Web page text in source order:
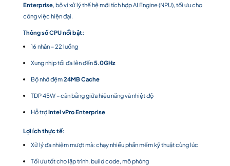
Enterprise , bộ vi xử lý thế hệ mới tích hợp AI Engine (NPU), tối ưu cho
công việc hiện đại.
Thông số CPU nổi bật:
16 nhân – 22 luồng
Xung nhịp tối đa lên đến5.0GHz
Bộ nhớ đệm24MB Cache
TDP 45W – cân bằng giữa hiệu năng và nhiệt độ
Hỗ trợIntel vPro Enterprise
Lợi ích thực tế:
Xử lý đa nhiệm mượt mà: chạy nhiều phần mềm kỹ thuật cùng lúc
Tối ưu tốt cho lập trình, build code, mô phỏng